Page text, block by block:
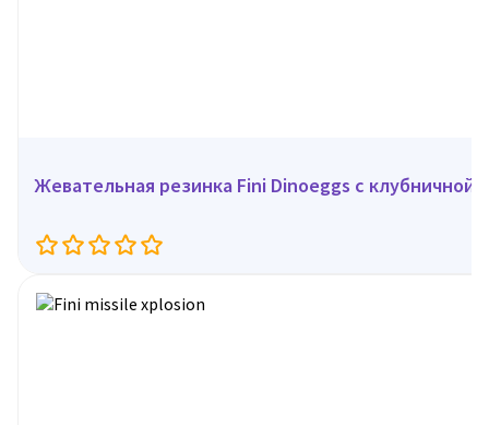
Жевательная резинка Fini Dinoeggs с клубничной